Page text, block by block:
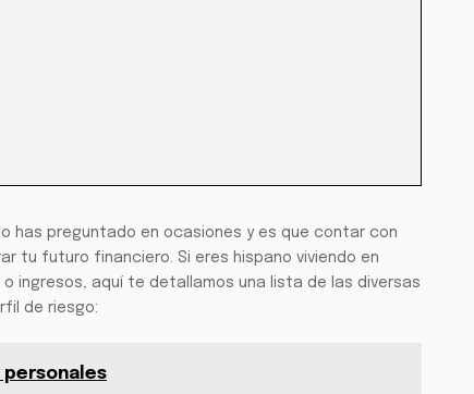
has preguntado en ocasiones y es que contar con
tu futuro financiero. Si eres hispano viviendo en
ingresos, aquí te detallamos una lista de las diversas
de riesgo:
personales